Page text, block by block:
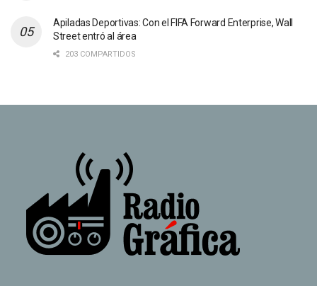
Apiladas Deportivas: Con el FIFA Forward Enterprise, Wall
Street entró al área
203 COMPARTIDOS